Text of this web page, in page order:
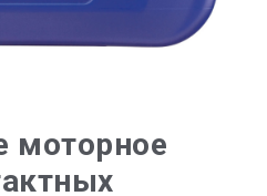
моторное